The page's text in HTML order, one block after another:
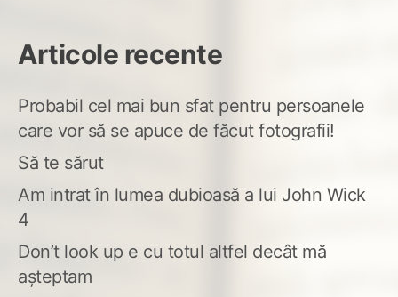
Articole recente
Probabil cel mai bun sfat pentru persoanele
care vor să se apuce de făcut fotografii!
Să te sărut
Am intrat în lumea dubioasă a lui John Wick
4
Don’t look up e cu totul altfel decât mă
așteptam